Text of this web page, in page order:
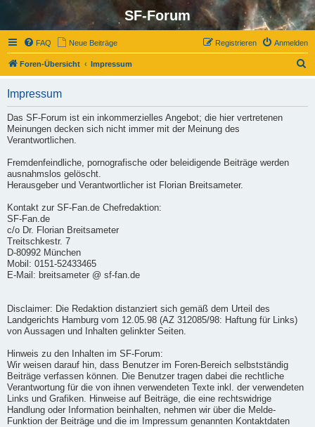
SF-Forum
FAQ Neue Beiträge Anmelden
Registrieren
Foren-Übersicht Impressum
Impressum
Das SF-Forum ist ein inkommerzielles Angebot; die hier vertretenen
Meinungen decken sich nicht immer mit der Meinung des
Verantwortlichen.
Fremdenfeindliche, pornografische oder beleidigende Beiträge werden
ausnahmslos gelöscht.
Herausgeber und Verantwortlicher ist Florian Breitsameter.
Kontakt zur SF-Fan.de Chefredaktion:
SF-Fan.de
c/o Dr. Florian Breitsameter
Treitschkestr. 7
D-80992 München
Mobil: 0151-52433465
E-Mail: breitsameter @ sf-fan.de
Disclaimer: Die Redaktion distanziert sich gemäß dem Urteil des
Landgerichts Hamburg vom 12.05.98 (AZ 312085/98: Haftung für Links)
von Aussagen und Inhalten gelinkter Seiten.
Hinweis zu den Inhalten im SF-Forum:
Wir weisen darauf hin, dass Benutzer im Foren-Bereich selbstständig
Beiträge verfassen können. Die Benutzer tragen dabei die rechtliche
Verantwortung für die von ihnen verwendeten Texte inkl. der verwendeten
Links und Grafiken. Hinweise auf Beiträge, die eine rechtswidrige
Handlung oder Information beinhalten, nehmen wir über die Melde-
Funktion der Beiträge und die im Impressum genannten Kontaktdaten